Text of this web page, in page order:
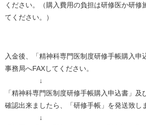
ください。（購入費用の負担は研修医か研修
てください。）
入金後、「精神科専門医制度研修手帳購入申
事務局へFAXしてください。
↓
「精神科専門医制度研修手帳購入申込書」
確認出来ましたら、「研修手帳」を発送致し
↓